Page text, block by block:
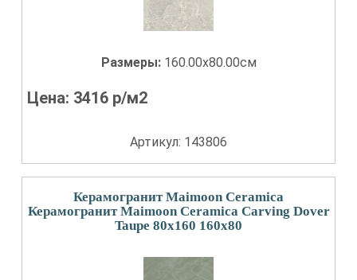
Размеры: 160.00x80.00см
Цена: 3416 р/м2
Артикул: 143806
Керамогранит Maimoon Ceramica
Керамогранит Maimoon Ceramica Carving Dover
Taupe 80x160 160x80